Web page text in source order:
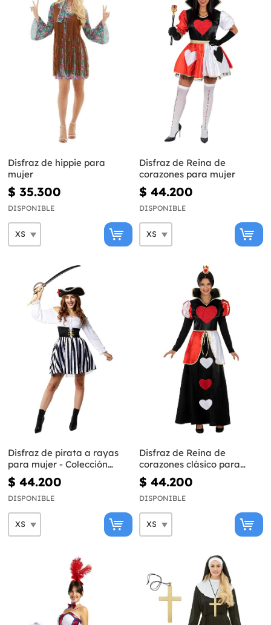
Disfraz de hippie para
mujer
$ 35.300
DISPONIBLE
Disfraz de Reina de
corazones para mujer
$ 44.200
DISPONIBLE
Disfraz de pirata a rayas
para mujer - Colección
blanca y negra
$ 44.200
DISPONIBLE
Disfraz de Reina de
corazones clásico para
mujer
$ 44.200
DISPONIBLE